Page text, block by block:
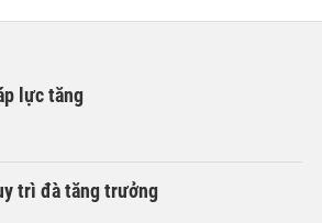
lực tăng
trì đà tăng trưởng